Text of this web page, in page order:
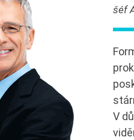
šéf
V